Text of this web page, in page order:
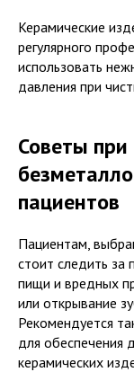
Керамические
регулярного
использовать
давления при
Советы при
пациентов
Пациентам,
стоит следить за
пищи и вредных
или открывание
Рекомендуется
для обеспечения
керамических